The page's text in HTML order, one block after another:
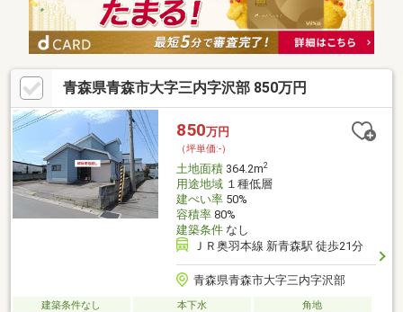
青森県青森市大字三内字沢部 850万円
850万円
（坪単価:-）
土地面積364.2m2
用途地域１種低層
建ぺい率50%
容積率80%
建築条件なし
ＪＲ奥羽本線 新青森駅 徒歩21分
青森県青森市大字三内字沢部
建築条件なし 本下水
角地